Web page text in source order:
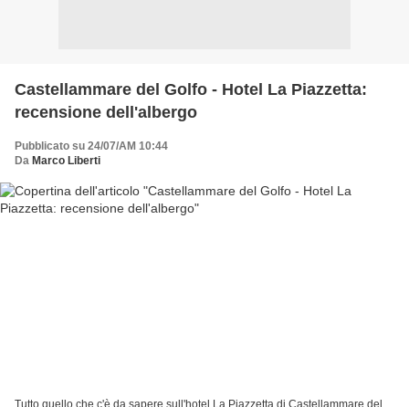
Castellammare del Golfo - Hotel La Piazzetta:
recensione dell'albergo
Pubblicato su 24/07/AM 10:44
Da Marco Liberti